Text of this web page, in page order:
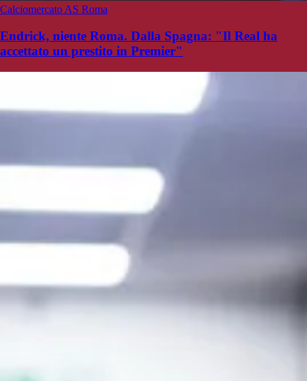
Calciomercato AS Roma
Endrick, niente Roma. Dalla Spagna: "Il Real ha
accettato un prestito in Premier"